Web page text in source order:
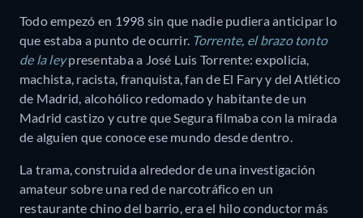
Todo empezó en 1998 sin que nadie pudiera anticipar lo
que estaba a punto de ocurrir. Torrente, el brazo tonto
de la leypresentaba a José Luis Torrente: expolicía,
machista, racista, franquista, fan de El Fary y del Atlético
de Madrid, alcohólico redomado y habitante de un
Madrid castizo y cutre que Segura filmaba con la mirada
de alguien que conoce ese mundo desde dentro.
La trama, construida alrededor de una investigación
amateur sobre una red de narcotráfico en un
restaurante chino del barrio, era el hilo conductor más